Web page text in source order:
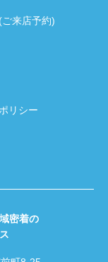
来店予約)
リシー
密着の